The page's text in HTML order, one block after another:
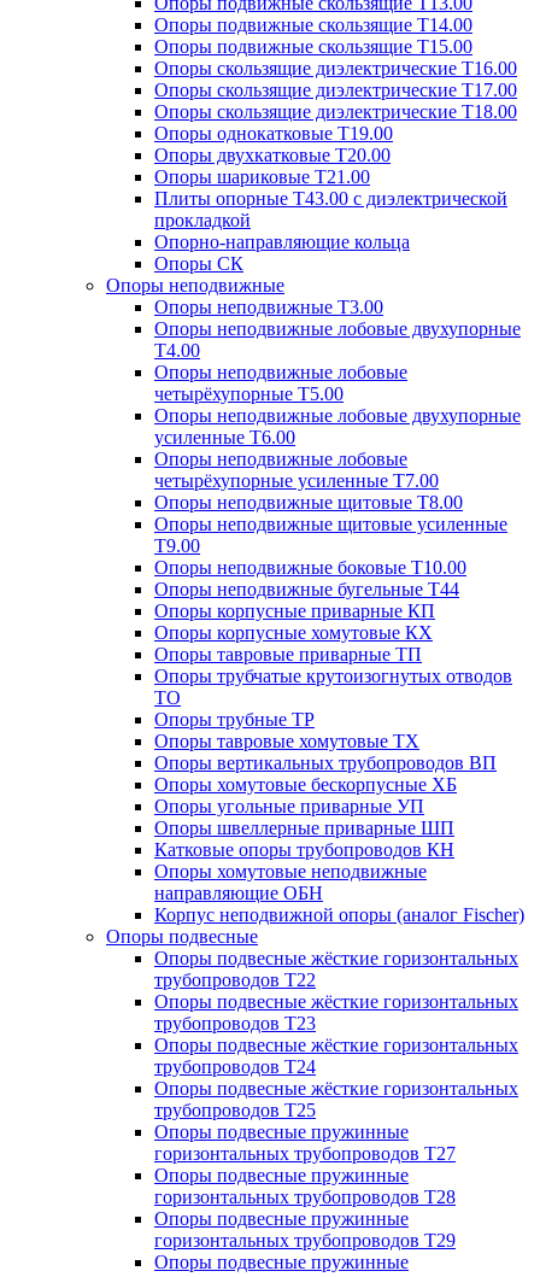
Опоры подвижные скользящие Т14.00
Опоры подвижные скользящие Т15.00
Опоры скользящие диэлектрические Т16.00
Опоры скользящие диэлектрические Т17.00
Опоры скользящие диэлектрические Т18.00
Опоры однокатковые Т19.00
Опоры двухкатковые Т20.00
Опоры шариковые Т21.00
Плиты опорные Т43.00 с диэлектрической
прокладкой
Опорно-направляющие кольца
Опоры СК
Опоры неподвижные
Опоры неподвижные Т3.00
Опоры неподвижные лобовые двухупорные
Т4.00
Опоры неподвижные лобовые
четырёхупорные Т5.00
Опоры неподвижные лобовые двухупорные
усиленные Т6.00
Опоры неподвижные лобовые
четырёхупорные усиленные Т7.00
Опоры неподвижные щитовые Т8.00
Опоры неподвижные щитовые усиленные
Т9.00
Опоры неподвижные боковые Т10.00
Опоры неподвижные бугельные Т44
Опоры корпусные приварные КП
Опоры корпусные хомутовые КХ
Опоры тавровые приварные ТП
Опоры трубчатые крутоизогнутых отводов
ТО
Опоры трубные ТР
Опоры тавровые хомутовые ТХ
Опоры вертикальных трубопроводов ВП
Опоры хомутовые бескорпусные ХБ
Опоры угольные приварные УП
Опоры швеллерные приварные ШП
Катковые опоры трубопроводов КН
Опоры хомутовые неподвижные
направляющие ОБН
Корпус неподвижной опоры (аналог Fischer)
Опоры подвесные
Опоры подвесные жёсткие горизонтальных
трубопроводов Т22
Опоры подвесные жёсткие горизонтальных
трубопроводов Т23
Опоры подвесные жёсткие горизонтальных
трубопроводов Т24
Опоры подвесные жёсткие горизонтальных
трубопроводов Т25
Опоры подвесные пружинные
горизонтальных трубопроводов Т27
Опоры подвесные пружинные
горизонтальных трубопроводов Т28
Опоры подвесные пружинные
горизонтальных трубопроводов Т29
Опоры подвесные пружинные